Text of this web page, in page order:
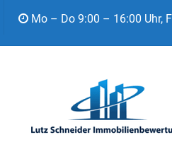
Mo – Do 9:00 – 16:00 Uhr,